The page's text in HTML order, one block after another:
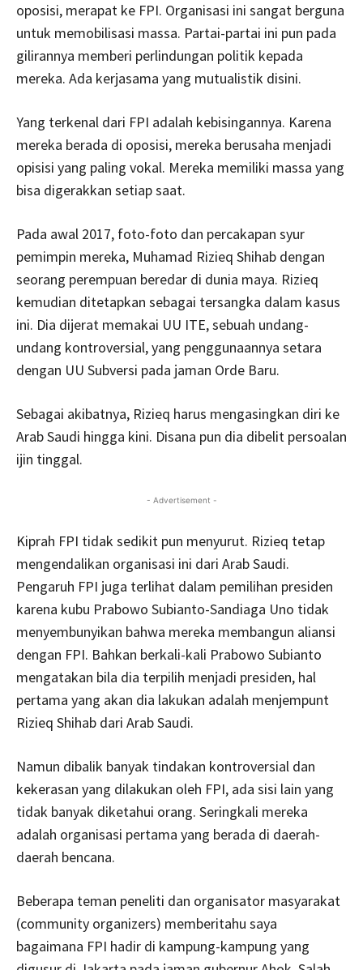
oposisi, merapat ke FPI. Organisasi ini sangat berguna
untuk memobilisasi massa. Partai-partai ini pun pada
gilirannya memberi perlindungan politik kepada
mereka. Ada kerjasama yang mutualistik disini.
Yang terkenal dari FPI adalah kebisingannya. Karena
mereka berada di oposisi, mereka berusaha menjadi
opisisi yang paling vokal. Mereka memiliki massa yang
bisa digerakkan setiap saat.
Pada awal 2017, foto-foto dan percakapan syur
pemimpin mereka, Muhamad Rizieq Shihab dengan
seorang perempuan beredar di dunia maya. Rizieq
kemudian ditetapkan sebagai tersangka dalam kasus
ini. Dia dijerat memakai UU ITE, sebuah undang-
undang kontroversial, yang penggunaannya setara
dengan UU Subversi pada jaman Orde Baru.
Sebagai akibatnya, Rizieq harus mengasingkan diri ke
Arab Saudi hingga kini. Disana pun dia dibelit persoalan
ijin tinggal.
- Advertisement -
Kiprah FPI tidak sedikit pun menyurut. Rizieq tetap
mengendalikan organisasi ini dari Arab Saudi.
Pengaruh FPI juga terlihat dalam pemilihan presiden
karena kubu Prabowo Subianto-Sandiaga Uno tidak
menyembunyikan bahwa mereka membangun aliansi
dengan FPI. Bahkan berkali-kali Prabowo Subianto
mengatakan bila dia terpilih menjadi presiden, hal
pertama yang akan dia lakukan adalah menjempunt
Rizieq Shihab dari Arab Saudi.
Namun dibalik banyak tindakan kontroversial dan
kekerasan yang dilakukan oleh FPI, ada sisi lain yang
tidak banyak diketahui orang. Seringkali mereka
adalah organisasi pertama yang berada di daerah-
daerah bencana.
Beberapa teman peneliti dan organisator masyarakat
(community organizers) memberitahu saya
bagaimana FPI hadir di kampung-kampung yang